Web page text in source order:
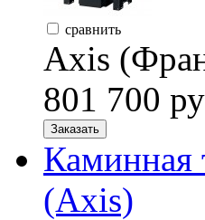
сравнить
Axis
801 700
Заказать
Каминная
(Axis)